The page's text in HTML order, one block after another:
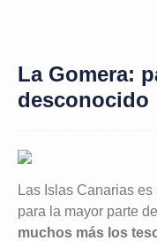
La Gomera:
desconocido
Las Islas Canarias
para la mayor parte
muchos más los